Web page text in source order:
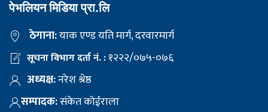
पेभलियन मिडिया प्रा.लि
ठेगाना:याक एण्ड यति मार्ग, दरवारमार्ग
सूचना विभाग दर्ता नं. :१२२२/०७५-०७६
अध्यक्ष:नरेश श्रेष्ठ
सम्पादक:संकेत कोईराला